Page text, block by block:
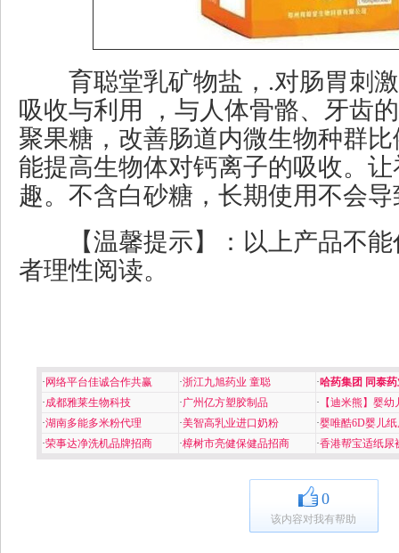
育聪堂乳矿物盐，.对肠胃刺激
吸收与利用 ，与人体骨骼、牙齿
聚果糖，改善肠道内微生物种群
能提高生物体对钙离子的吸收。
趣。不含白砂糖，长期使用不会
【温馨提示】：以上产品不能
者理性阅读。
· 网络平台佳诚合作共赢 ·浙江九旭药业 童聪 ·哈药集团 同泰
·成都雅莱生物科技 ·广州亿方塑胶制品 · 【迪米熊】婴幼
·湖南多能多米粉代理 ·美智高乳业进口奶粉 ·婴唯酷6D婴儿
·荣事达净洗机品牌招商 ·樟树市亮健保健品招商 ·香港帮宝适纸尿
0
该内容对我有帮助